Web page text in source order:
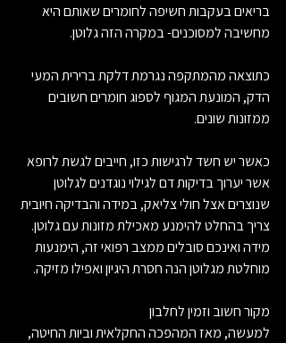
בריאים בעקבות חשיפה לחומרים שאותם היא
מחשיבה למסוכנים- במקרה הזה גלוטן.
כתוצאה מהמתקפה נגרמת דלקת ברירית המעי
הדק, המונעת המגוף לספוג חומרים חשובים
ממזונות שונים.
כאשר יש חשד לרגישות כזו, חייבים לגשת לרופא
אשר יערוך בדיקות דם לגילוי נוגדנים לגלוטן
שנוצרים אצל חולי צליאק, במידה והבדיקה חיובית
צריך בהחלט להימנע מאכילת מזונות עם גלוטן.
מידה ואינכם סובלים ממצב רפואי זה, הימנעות
מוחלטת מגלוטן הנה חסרת היגיון ואפילו מזיקה.
מקור חשוב וזמין לחלבון
למעשה, מאז המהפכה החקלאית וביות החיטה,